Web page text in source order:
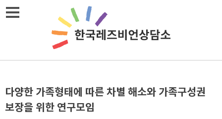
Skip
다양한 가족형태에 따른 차별 해소와 가족구성권
보장을 위한 연구모임